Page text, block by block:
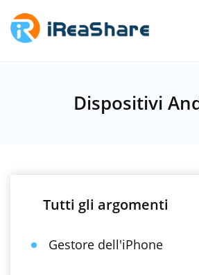
Dispositivi
Tutti gli argomenti
Gestore dell'iPhone